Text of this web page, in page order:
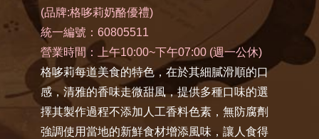
(品牌:格哆莉奶酪優禮)
統一編號：60805511
營業時間：上午10:00~下午07:00 (週一公休)
格哆莉每道美食的特色，在於其細膩滑順的口
感，清雅的香味走微甜風，提供多種口味的選
擇其製作過程不添加人工香料色素，無防腐劑
強調使用當地的新鮮食材增添風味，讓人食得